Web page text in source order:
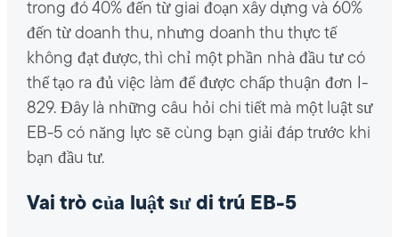
trong đó 40% đến từ giai đoạn xây dựng và 60%
đến từ doanh thu, nhưng doanh thu thực tế
không đạt được, thì chỉ một phần nhà đầu tư có
thể tạo ra đủ việc làm để được chấp thuận đơn I-
829. Đây là những câu hỏi chi tiết mà một luật sư
EB-5 có năng lực sẽ cùng bạn giải đáp trước khi
bạn đầu tư.
Vai trò của luật sư di trú EB-5